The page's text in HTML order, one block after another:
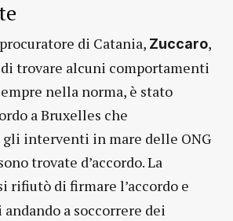
di Catania, Zuccaro,
trovare alcuni comportamenti
nella norma, è stato
a Bruxelles che
gli interventi in mare delle ONG
trovate d’accordo. La
rifiutò di firmare l’accordo e
a soccorrere dei